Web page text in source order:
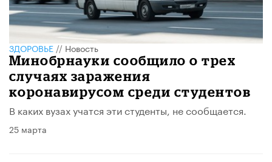
ЗДОРОВЬЕ // Новость
Минобрнауки сообщило о трех
случаях заражения
коронавирусом среди студентов
В каких вузах учатся эти студенты, не сообщается.
25 марта